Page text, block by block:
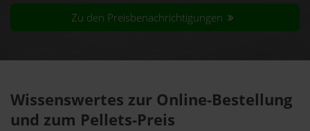
Zu den Preisbenachrichtigungen
Wissenswertes zur Online-Bestellung
und zum Pellets-Preis